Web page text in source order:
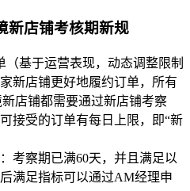
新店铺考核期新规
（基于运营表现，动态调整限制
新店铺更好地履约订单，所有
新店铺都需要通过新店铺考察
接受的订单有每日上限，即“新
考察期已满60天，并且满足以
满足指标可以通过AM经理申